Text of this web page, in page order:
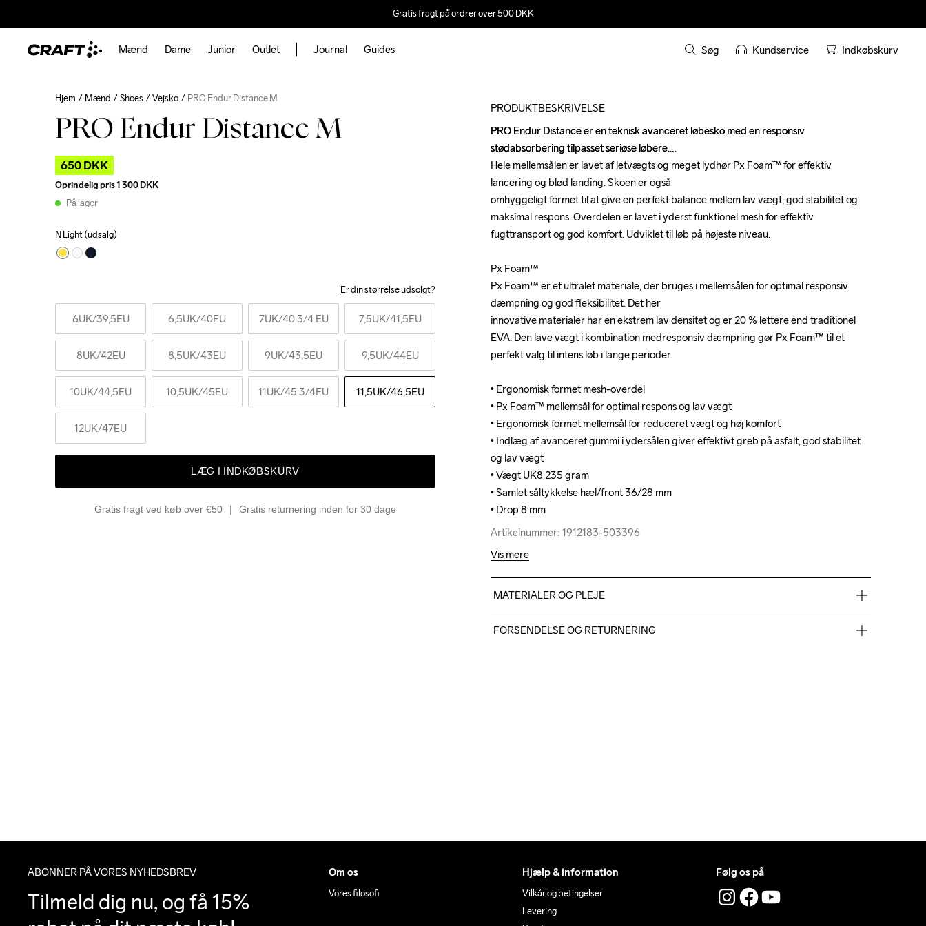
Gratis fragt på ordrer over 500 DKK
Mænd Dame Junior Outlet Journal Guides Søg Kundservice Indkøbskurv
Hjem Mænd Shoes Vejsko PRO Endur Distance M
PRO Endur Distance M
650 DKK
Oprindelig pris1 300 DKK
På lager
N Light (udsalg)
Er din størrelse udsolgt?
6UK/39,5EU 6,5UK/40EU 7UK/40 3/4 EU 7,5UK/41,5EU
8UK/42EU 8,5UK/43EU 9UK/43,5EU 9,5UK/44EU
10UK/44,5EU 10,5UK/45EU 11UK/45 3/4EU 11,5UK/46,5EU
12UK/47EU
LÆG I INDKØBSKURV
Gratis fragt ved køb over €50 Gratis returnering inden for 30 dage
PRODUKTBESKRIVELSE
PRO Endur Distance er en teknisk avanceret løbesko med en responsiv
stødabsorbering tilpasset seriøse løbere.
Hele mellemsålen er lavet af letvægts og meget lydhør Px Foam™ for effektiv
lancering og blød landing. Skoen er også
omhyggeligt formet til at give en perfekt balance mellem lav vægt, god stabilitet og
maksimal respons. Overdelen er lavet i yderst funktionel mesh for effektiv
fugttransport og god komfort. Udviklet til løb på højeste niveau.
Px Foam™
Px Foam™ er et ultralet materiale, der bruges i mellemsålen for optimal responsiv
dæmpning og god fleksibilitet. Det her
innovative materialer har en ekstrem lav densitet og er 20 % lettere end traditionel
EVA. Den lave vægt i kombination medresponsiv dæmpning gør Px Foam™ til et
perfekt valg til intens løb i lange perioder.
• Ergonomisk formet mesh-overdel
• Px Foam™ mellemsål for optimal respons og lav vægt
• Ergonomisk formet mellemsål for reduceret vægt og høj komfort
• Indlæg af avanceret gummi i ydersålen giver effektivt greb på asfalt, god stabilitet
og lav vægt
• Vægt UK8 235 gram
• Samlet såltykkelse hæl/front 36/28 mm
• Drop 8 mm
Artikelnummer: 1912183-503396
PRO Endur Distance er en teknisk avanceret løbesko med en responsiv
stødabsorbering tilpasset seriøse løbere.
Hele mellemsålen er lavet af letvægts og meget lydhør Px Foam™ for effektiv
lancering og blød landing. Skoen er også
omhyggeligt formet til at give en perfekt balance mellem lav vægt, god stabilitet og
maksimal respons. Overdelen er lavet i yderst funktionel mesh for effektiv
fugttransport og god komfort. Udviklet til løb på højeste niveau.
Px Foam™
Px Foam™ er et ultralet materiale, der bruges i mellemsålen for optimal responsiv
dæmpning og god fleksibilitet. Det her
innovative materialer har en ekstrem lav densitet og er 20 % lettere end traditionel
EVA. Den lave vægt i kombination medresponsiv dæmpning gør Px Foam™ til et
perfekt valg til intens løb i lange perioder.
• Ergonomisk formet mesh-overdel
• Px Foam™ mellemsål for optimal respons og lav vægt
• Ergonomisk formet mellemsål for reduceret vægt og høj komfort
• Indlæg af avanceret gummi i ydersålen giver effektivt greb på asfalt, god stabilitet
og lav vægt
• Vægt UK8 235 gram
• Samlet såltykkelse hæl/front 36/28 mm
• Drop 8 mm
Artikelnummer: 1912183-503396
Vis mere
MATERIALER OG PLEJE
Rubber
FORSENDELSE OG RETURNERING
ABONNER PÅ VORES NYHEDSBREV
Tilmeld dig nu, og få 15%
Om os
Vores filosofi
Hjælp & information
Vilkår og betingelser
Levering
Følg os på